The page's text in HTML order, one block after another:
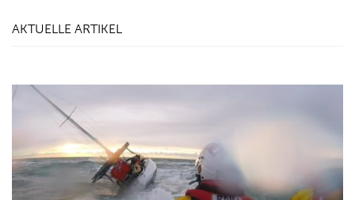
AKTUELLE ARTIKEL